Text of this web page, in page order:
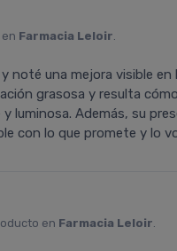
Farmacia Leloir.
noté una mejora visible
grasosa y resulta
luminosa. Además, su
con lo que promete y lo
en Farmacia Leloir.